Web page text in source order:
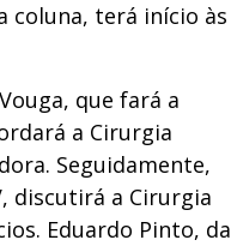
coluna, terá início às
que fará a
a Cirurgia
Seguidamente,
discutirá a Cirurgia
Eduardo Pinto, da